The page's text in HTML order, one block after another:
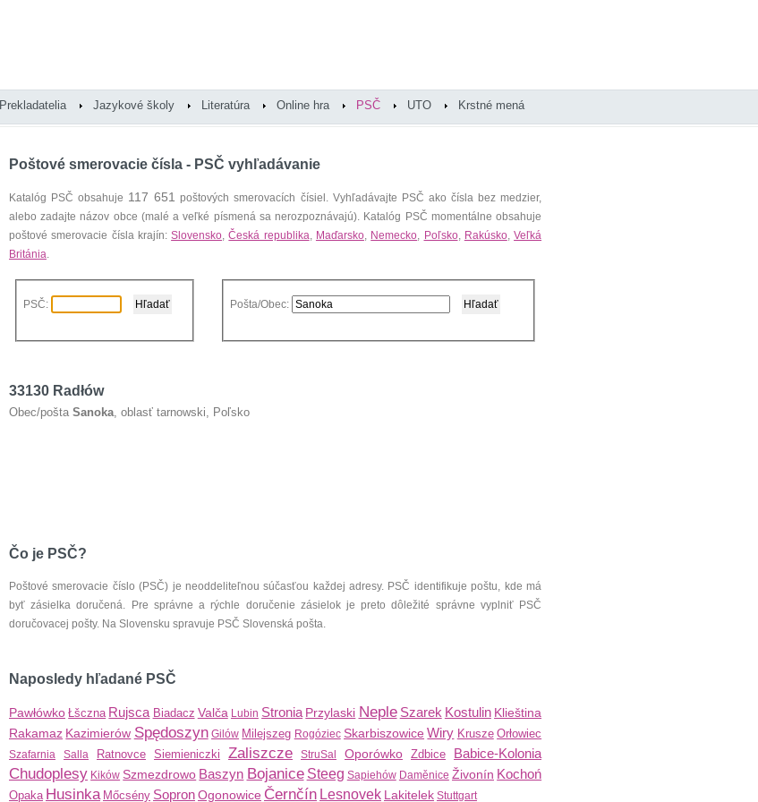
Prekladatelia Jazykové školy Literatúra Online hra PSČ UTO Krstné mená
Poštové smerovacie čísla - PSČ vyhľadávanie
Katalóg PSČ obsahuje 117 651 poštových smerovacích čísiel. Vyhľadávajte PSČ ako čísla bez medzier,
alebo zadajte názov obce (malé a veľké písmená sa nerozpoznávajú). Katalóg PSČ momentálne obsahuje
poštové smerovacie čísla krajín:Slovensko,Česká republika, Maďarsko, Nemecko, Poľsko, Rakúsko,Veľká
Británia.
PSČ: Pošta/Obec:
33130 Radłów
Obec/pošta Sanoka, oblasť tarnowski, Poľsko
Čo je PSČ?
Poštové smerovacie číslo (PSČ) je neoddeliteľnou súčasťou každej adresy. PSČ identifikuje poštu, kde má
byť zásielka doručená. Pre správne a rýchle doručenie zásielok je preto dôležité správne vyplniť PSČ
doručovacej pošty. Na Slovensku spravuje PSČ Slovenská pošta.
Naposledy hľadané PSČ
Pawłówko Łšczna Rujsca Biadacz Valča Lubin Stronia Przylaski Neple Szarek Kostulin Klieština
Rakamaz Kazimierów Spędoszyn Gilów Milejszeg Rogóziec Skarbiszowice Wiry Krusze Orłowiec
Szafarnia Salla Ratnovce Siemieniczki Zaliszcze StruSal Oporówko Zdbice Babice-Kolonia
Chudoplesy Kików Szmezdrowo Baszyn Bojanice Steeg Sapiehów Daměnice Živonín Kochoń
Opaka Husinka Mőcsény SopronOgonowice Černčín Lesnovek Lakitelek Stuttgart